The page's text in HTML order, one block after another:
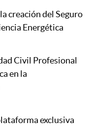
creación del Seguro
Energética
Civil Profesional
en la
exclusiva